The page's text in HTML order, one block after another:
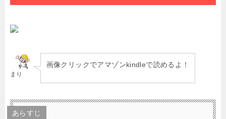
まり
画像クリックでアマゾンkindleで読めるよ！
あらすじ